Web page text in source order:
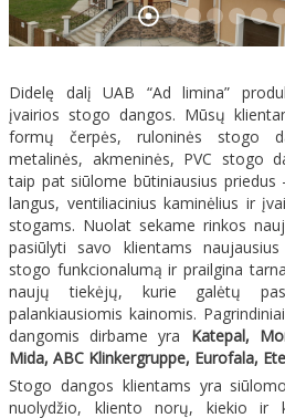
Didelę dalį UAB “Ad limina”
įvairios stogo dangos. Mūsų
formų čerpės, ruloninės stogo
metalinės, akmeninės, PVC stogo
taip pat siūlome būtiniausius priedus
langus, ventiliacinius kaminėlius ir
stogams. Nuolat sekame rinkos
pasiūlyti savo klientams
stogo funkcionalumą ir prailgina
naujų tiekėjų, kurie galėtų
palankiausiomis kainomis.
dangomis dirbame yra Katepal,
Mida, ABC Klinkergruppe, Eurofala,
Stogo dangos klientams yra
nuolydžio, kliento norų, kiekio ir